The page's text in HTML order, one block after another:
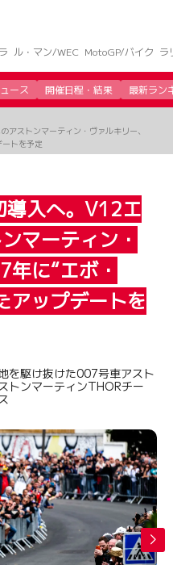
ル・マン/WEC MotoGP/バイク ラ
ース 開催日程・結果 最新ラン
アストンマーティン・ヴァルキリー、
トを予定
導入へ。V12エ
マーティン・
に“エボ・
アップデートを
を駆け抜けた007号車アスト
トンマーティンTHORチー